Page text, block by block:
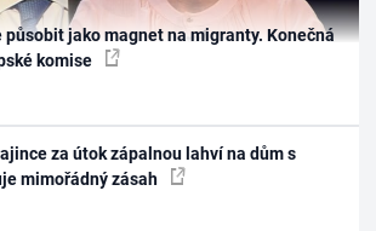
působit jako magnet na migranty. Konečná
komise
za útok zápalnou lahví na dům s
mimořádný zásah